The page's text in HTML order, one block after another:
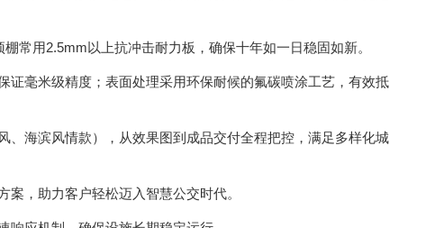
用2.5mm以上抗冲击耐力板，确保十年如一日稳固如新。
毫米级精度；表面处理采用环保耐候的氟碳喷涂工艺，有效抵
海滨风情款），从效果图到成品交付全程把控，满足多样化城
，助力客户轻松迈入智慧公交时代。